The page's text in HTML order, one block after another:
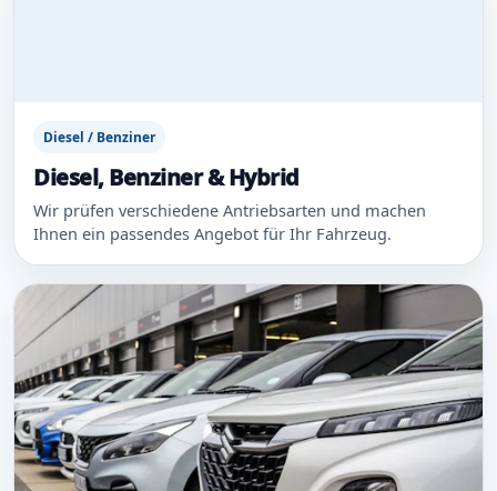
Diesel / Benziner
Diesel, Benziner & Hybrid
Wir prüfen verschiedene Antriebsarten und machen
Ihnen ein passendes Angebot für Ihr Fahrzeug.